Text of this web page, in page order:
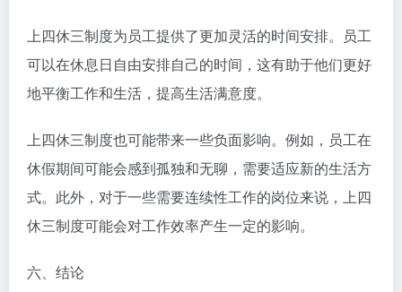
上四休三制度为员工提供了更加灵活的时间安排。员工
可以在休息日自由安排自己的时间，这有助于他们更好
地平衡工作和生活，提高生活满意度。
上四休三制度也可能带来一些负面影响。例如，员工在
休假期间可能会感到孤独和无聊，需要适应新的生活方
式。此外，对于一些需要连续性工作的岗位来说，上四
休三制度可能会对工作效率产生一定的影响。
六、结论